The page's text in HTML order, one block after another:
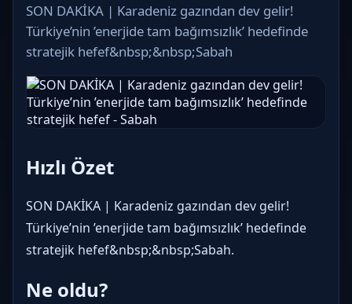
SON DAKİKA | Karadeniz gazından dev gelir!
Türkiye’nin ’enerjide tam bağımsızlık’ hedefinde
stratejik hefef&nbsp;&nbsp;Sabah
Hızlı Özet
SON DAKİKA | Karadeniz gazından dev gelir!
Türkiye’nin ’enerjide tam bağımsızlık’ hedefinde
stratejik hefef&nbsp;&nbsp;Sabah.
Ne oldu?